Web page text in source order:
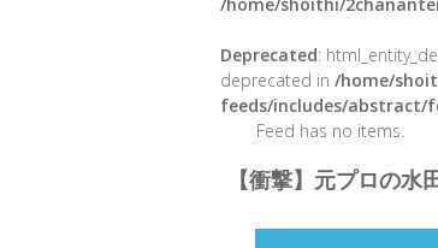
Deprecated:
deprecated in /home/
feeds/includes/abstract/
Feed has no items.
【衝撃】元プロの